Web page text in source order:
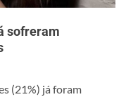
sofreram
(21%) já foram